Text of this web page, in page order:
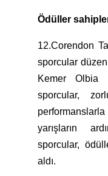
Ödüller
12.Corendon
sporcular
Kemer Olbia
sporcular,
performanslarla
yarışların
sporcular,
aldı.